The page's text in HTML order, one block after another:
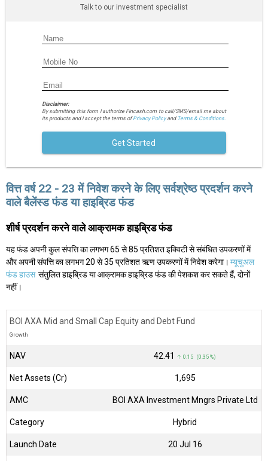
Talk to our investment specialist
Disclaimer:
By submitting this form I authorize Fincash.com to call/SMS/email me about
its products and I accept the terms ofPrivacy Policyand Terms & Conditions.
Get Started
वित्त वर्ष 22 - 23 में निवेश करने के लिए सर्वश्रेष्ठ प्रदर्शन करने
वाले बैलेंस्ड फंड या हाइब्रिड फंड
शीर्ष प्रदर्शन करने वाले आक्रामक हाइब्रिड फंड
यह फंड अपनी कुल संपत्ति का लगभग 65 से 85 प्रतिशत इक्विटी से संबंधित उपकरणों में
और अपनी संपत्ति का लगभग 20 से 35 प्रतिशत ऋण उपकरणों में निवेश करेगा। म्यूचुअल
फंड हाउस संतुलित हाइब्रिड या आक्रामक हाइब्रिड फंड की पेशकश कर सकते हैं, दोनों
नहीं।
BOI AXA Mid and Small Cap Equity and Debt Fund
Growth
NAV ₹42.41 ↑ 0.15 (0.35 %)
Net Assets (Cr) ₹1,695
AMC BOI AXA Investment Mngrs Private Ltd
Category Hybrid
Launch Date 20 Jul 16